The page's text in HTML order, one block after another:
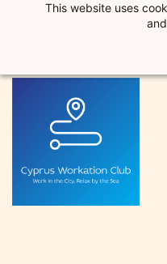
This website uses
content